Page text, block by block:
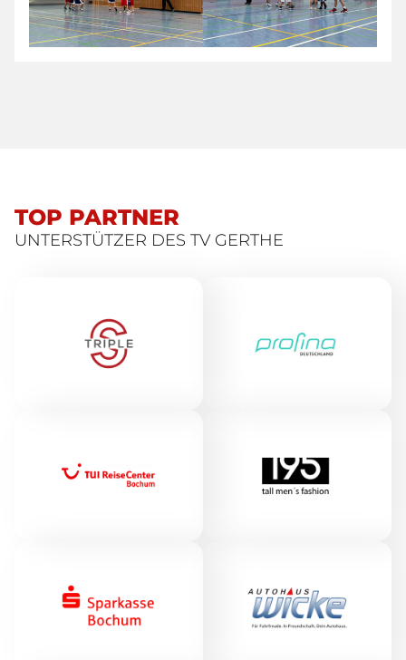
TOP PARTNER
UNTERSTÜTZER DES TV GERTHE